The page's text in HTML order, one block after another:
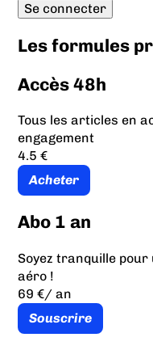
Les formules
Accès 48h
Tous les articles en
engagement
4.5 €
Acheter
Abo 1 an
Soyez tranquille pour
aéro !
69 €/ an
Souscrire